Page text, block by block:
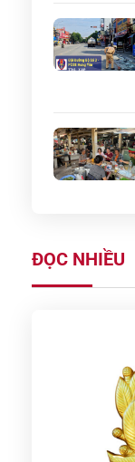
ĐỌC NHIỀU